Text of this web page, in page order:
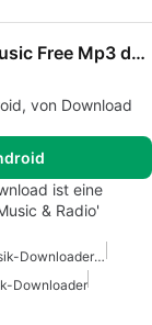
Music Downloader - Online Music Free Mp3 download
von Download
ist eine
& Radio'
Kostenloser MP3-Musik-Downloader Für Android
Downloader